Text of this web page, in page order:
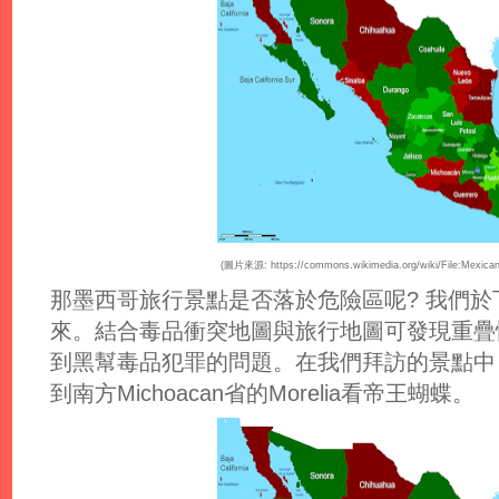
(圖片來源: https://commons.wikimedia.org/wiki/
那墨西哥旅行景點是否落於危險區呢? 我們
來。結合毒品衝突地圖與旅行地圖可發現重
到黑幫毒品犯罪的問題。在我們拜訪的景點
到南方Michoacan省的Morelia看帝王蝴蝶。